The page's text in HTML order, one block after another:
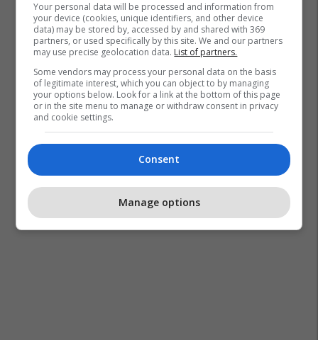
Your personal data will be processed and information from
your device (cookies, unique identifiers, and other device
data) may be stored by, accessed by and shared with 369
partners, or used specifically by this site. We and our partners
may use precise geolocation data. List of partners.
Some vendors may process your personal data on the basis
of legitimate interest, which you can object to by managing
your options below. Look for a link at the bottom of this page
or in the site menu to manage or withdraw consent in privacy
and cookie settings.
Consent
Manage options